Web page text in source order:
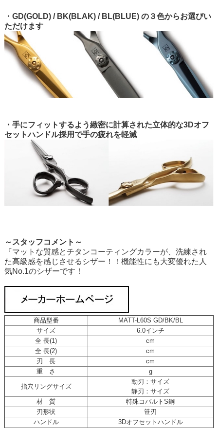
・GD(GOLD) / BK(BLAK) / BL(BLUE) の３色からお選びい
ただけます
・手にフィットするよう緻密に計算された立体的な3Dオフ
セットハンドル採用で手の疲れを軽減
～スタッフコメント～
『マットな質感とチタンコーティングカラーが、洗練され
た高級感を感じさせるシザー！！機能性にも大変優れた人
気No.1のシザーです！
商品型番
MATT-L60S GD/BK/BL
サイズ
6.0インチ
全 長(1)
cm
全 長(2)
cm
刃 長
cm
重 さ
g
指穴リングサイズ
動刃：サイズ
静刃：サイズ
材 質
特殊コバルトS鋼
刃形状
笹刃
ハンドル
3Dオフセットハンドル